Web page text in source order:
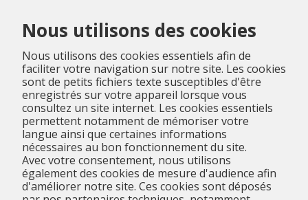
Nous utilisons des cookies
Nous utilisons des cookies essentiels afin de
faciliter votre navigation sur notre site. Les cookies
sont de petits fichiers texte susceptibles d'être
enregistrés sur votre appareil lorsque vous
consultez un site internet. Les cookies essentiels
permettent notamment de mémoriser votre
langue ainsi que certaines informations
nécessaires au bon fonctionnement du site.
Avec votre consentement, nous utilisons
également des cookies de mesure d'audience afin
d'améliorer notre site. Ces cookies sont déposés
Menu